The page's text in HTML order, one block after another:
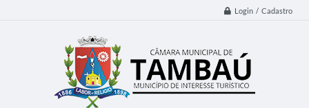
Login / Cadastro